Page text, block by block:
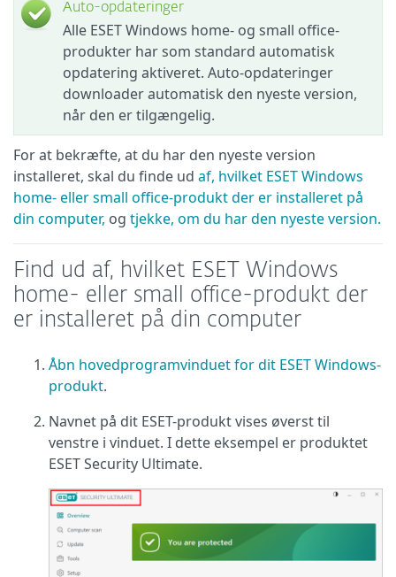
Auto-opdateringer
Alle ESET Windows home- og small office-
produkter har som standard automatisk
opdatering aktiveret. Auto-opdateringer
downloader automatisk den nyeste version,
når den er tilgængelig.
For at bekræfte, at du har den nyeste version
installeret, skal du finde ud af, hvilket ESET Windows
home- eller small office-produkt der er installeret på
din computer, og tjekke, om du har den nyeste version.
Find ud af, hvilket ESET Windows
home- eller small office-produkt der
er installeret på din computer
Åbn hovedprogramvinduet for dit ESET Windows-
produkt.
Navnet på dit ESET-produkt vises øverst til
venstre i vinduet. I dette eksempel er produktet
ESET Security Ultimate.